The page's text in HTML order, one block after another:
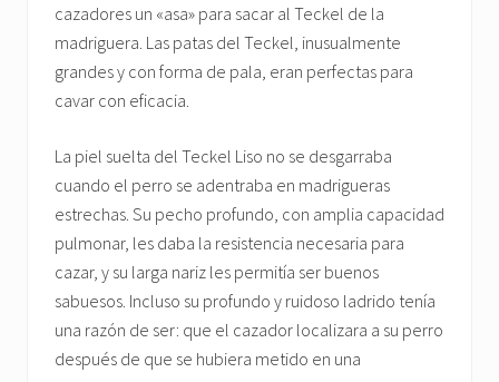
cazadores un «asa» para sacar al Teckel de la
madriguera. Las patas del Teckel, inusualmente
grandes y con forma de pala, eran perfectas para
cavar con eficacia.
La piel suelta del Teckel Liso no se desgarraba
cuando el perro se adentraba en madrigueras
estrechas. Su pecho profundo, con amplia capacidad
pulmonar, les daba la resistencia necesaria para
cazar, y su larga nariz les permitía ser buenos
sabuesos. Incluso su profundo y ruidoso ladrido tenía
una razón de ser: que el cazador localizara a su perro
después de que se hubiera metido en una